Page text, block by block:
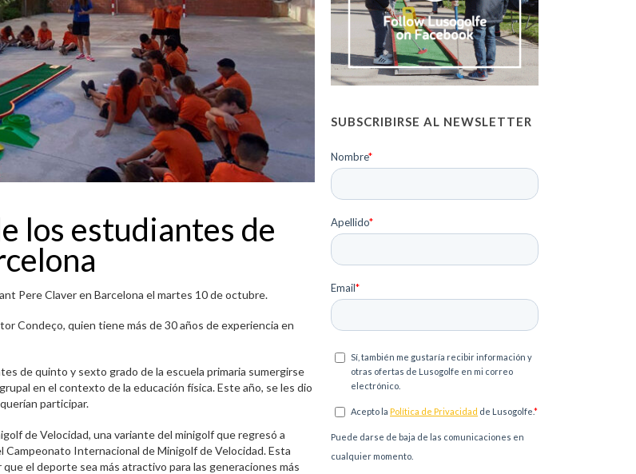
los estudiantes de
Pere Claver en Barcelona el martes 10 de octubre.
Condeço, quien tiene más de 30 años de experiencia en
de quinto y sexto grado de la escuela primaria sumergirse
en el contexto de la educación física. Este año, se les dio
participar.
de Velocidad, una variante del minigolf que regresó a
Internacional de Minigolf de Velocidad. Esta
el deporte sea más atractivo para las generaciones más
SUBSCRIBIRSE AL NEWSLETTER